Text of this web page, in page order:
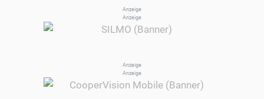
Anzeige
Anzeige
Anzeige
Anzeige